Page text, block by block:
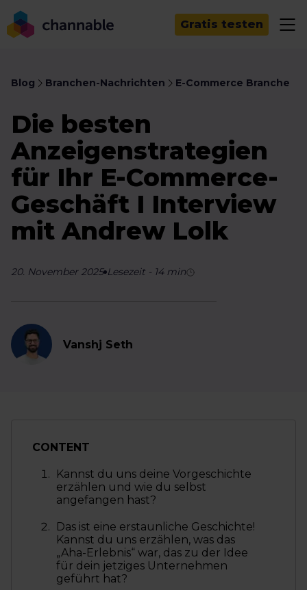
Gratis testen
Blog Branchen-Nachrichten E-Commerce Branche
Die besten
Anzeigenstrategien
für Ihr E-Commerce-
Geschäft I Interview
mit Andrew Lolk
20. November 2025 Lesezeit - 14 min
Vanshj Seth
CONTENT
Kannst du uns deine Vorgeschichte
erzählen und wie du selbst
angefangen hast?
Das ist eine erstaunliche Geschichte!
Kannst du uns erzählen, was das
„Aha-Erlebnis“ war, das zu der Idee
für dein jetziges Unternehmen
geführt hat?